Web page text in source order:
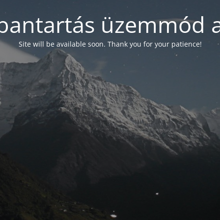
üzemmód
Site will be available soon. Thank you for your patience!